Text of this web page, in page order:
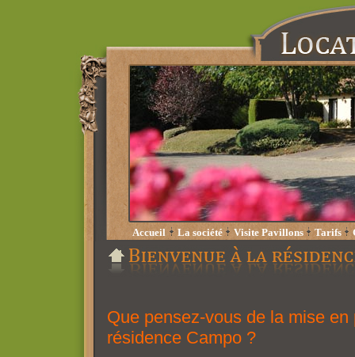
Accueil La société Visite Pavillons Tarifs
Que pensez-vous de la mise
résidence Campo ?